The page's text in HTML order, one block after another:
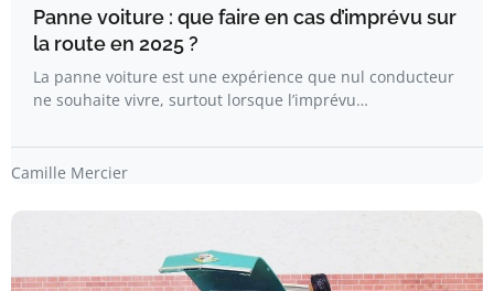
Panne voiture : que faire en cas d’imprévu sur
la route en 2025 ?
La panne voiture est une expérience que nul conducteur
ne souhaite vivre, surtout lorsque l’imprévu…
Camille Mercier